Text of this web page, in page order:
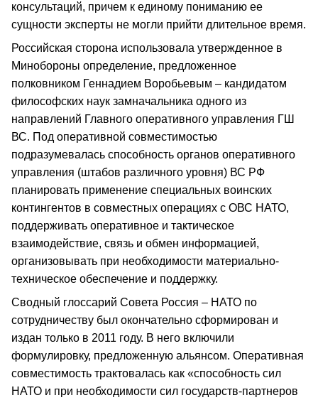
консультаций, причем к единому пониманию ее
сущности эксперты не могли прийти длительное время.
Российская сторона использовала утвержденное в
Минобороны определение, предложенное
полковником Геннадием Воробьевым – кандидатом
философских наук замначальника одного из
направлений Главного оперативного управления ГШ
ВС. Под оперативной совместимостью
подразумевалась способность органов оперативного
управления (штабов различного уровня) ВС РФ
планировать применение специальных воинских
контингентов в совместных операциях с ОВС НАТО,
поддерживать оперативное и тактическое
взаимодействие, связь и обмен информацией,
организовывать при необходимости материально-
техническое обеспечение и поддержку.
Сводный глоссарий Совета Россия – НАТО по
сотрудничеству был окончательно сформирован и
издан только в 2011 году. В него включили
формулировку, предложенную альянсом. Оперативная
совместимость трактовалась как «способность сил
НАТО и при необходимости сил государств-партнеров